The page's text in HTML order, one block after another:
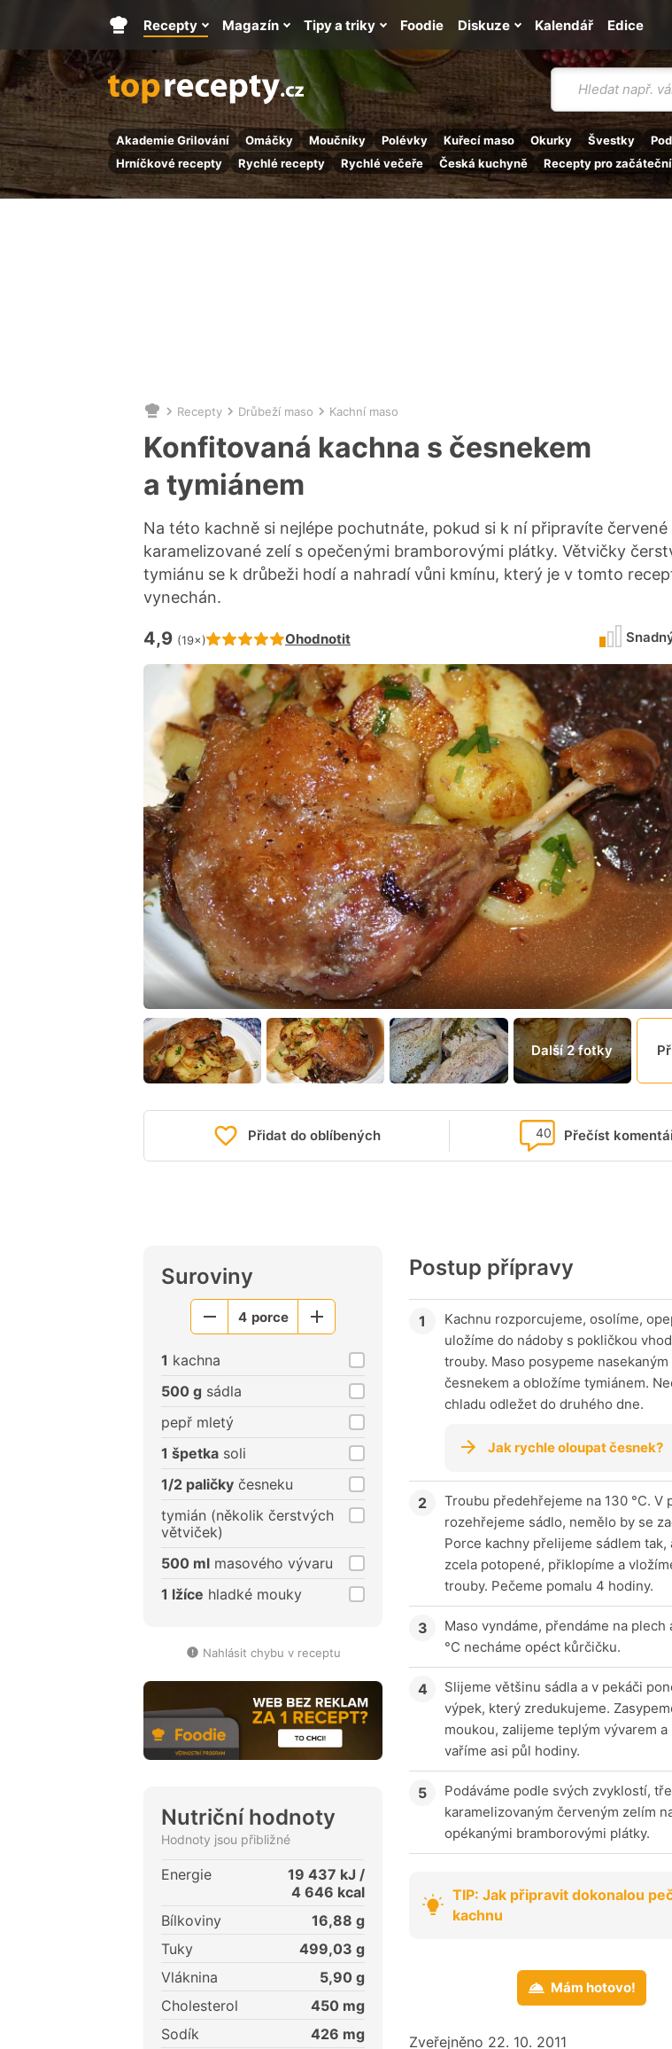
Vyhledávání
Akademie Grilování Omáčky Moučníky Polévky Kuřecí maso Okurky Švestky
Hrníčkové recepty
Rychlé recepty Rychlé večeře Česká kuchyně Recepty pro
Hlavní
stránka
Recepty Magazín Tipy a triky Kalendář
Foodie Diskuze Edice
Nacházíte
se
zde:
Recepty Drůbeží maso Kachní maso
Konfitovaná kachna s česnekem
a tymiánem
Na této kachně si nejlépe pochutnáte, pokud si k ní připravíte červené
karamelizované zelí s opečenými bramborovými plátky. Větvičky
tymiánu se k drůbeži hodí a nahradí vůni kmínu, který je v tomto
vynechán.
Hodnocení receptu je
4,9 (19×) Ohodnotit
Další 2 fotky
Přidat do oblíbených Přečíst
40
Suroviny
Menší
4 porce
Větší
1 kachna
500 g sádla
pepř mletý
1 špetka soli
1/2 paličky česneku
tymián (několik čerstvých
větviček)
500 ml masového vývaru
1 lžíce hladké mouky
Nahlásit chybu v receptu
Nutriční hodnoty
Hodnoty jsou přibližné
Energie 19 437 kJ /
4 646 kcal
Bílkoviny
16,88 g
Tuky
499,03 g
Vláknina
5,90 g
Cholesterol
450 mg
Sodík
426 mg
Postup přípravy
Kachnu rozporcujeme, osolíme,
uložíme do nádoby s pokličkou
trouby. Maso posypeme nasekaným
česnekem a obložíme tymiánem.
chladu odležet do druhého dne.
Jak rychle oloupat česnek?
Troubu předehřejeme na 130 °C. V
rozehřejeme sádlo, nemělo by se
Porce kachny přelijeme sádlem tak,
zcela potopené, přiklopíme a
trouby. Pečeme pomalu 4 hodiny.
Maso vyndáme, přendáme na plech
°C necháme opéct kůrčičku.
Slijeme většinu sádla a v pekáči
výpek, který zredukujeme.
moukou, zalijeme teplým vývarem a
vaříme asi půl hodiny.
Podáváme podle svých zvyklostí,
karamelizovaným červeným zelím
opékanými bramborovými plátky.
TIP: Jak připravit dokonalou
kachnu
Mám hotovo!
Zveřejněno 22. 10. 2011